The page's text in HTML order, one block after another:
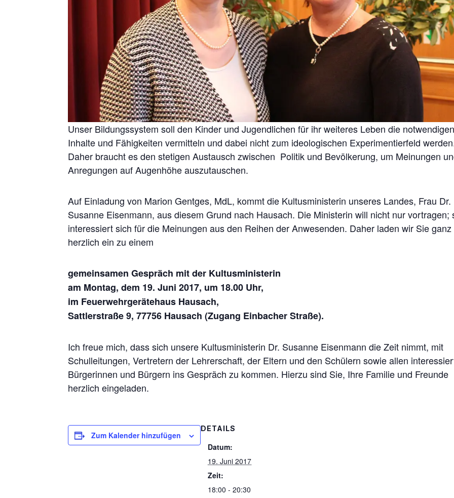
Unser Bildungssystem soll den Kinder und Jugendlichen für ihr weiteres Leben die
Inhalte und Fähigkeiten vermitteln und dabei nicht zum ideologischen Experimentierfeld
Daher braucht es den stetigen Austausch zwischen Politik und Bevölkerung, um Meinungen
Anregungen auf Augenhöhe auszutauschen.
Auf Einladung von Marion Gentges, MdL, kommt die Kultusministerin unseres Landes, Frau Dr.
Susanne Eisenmann, aus diesem Grund nach Hausach. Die Ministerin will nicht nur vortragen;
interessiert sich für die Meinungen aus den Reihen der Anwesenden. Daher laden wir Sie ganz
herzlich ein zu einem
gemeinsamen Gespräch mit der Kultusministerin
am Montag, dem 19. Juni 2017, um 18.00 Uhr,
im Feuerwehrgerätehaus Hausach,
Sattlerstraße 9, 77756 Hausach (Zugang Einbacher Straße).
Ich freue mich, dass sich unsere Kultusministerin Dr. Susanne Eisenmann die Zeit nimmt, mit
Schulleitungen, Vertretern der Lehrerschaft, der Eltern und den Schülern sowie allen
Bürgerinnen und Bürgern ins Gespräch zu kommen. Hierzu sind Sie, Ihre Familie und Freunde
herzlich eingeladen.
Zum Kalender hinzufügen
DETAILS
Datum:
19. Juni 2017
Zeit:
18:00 - 20:30